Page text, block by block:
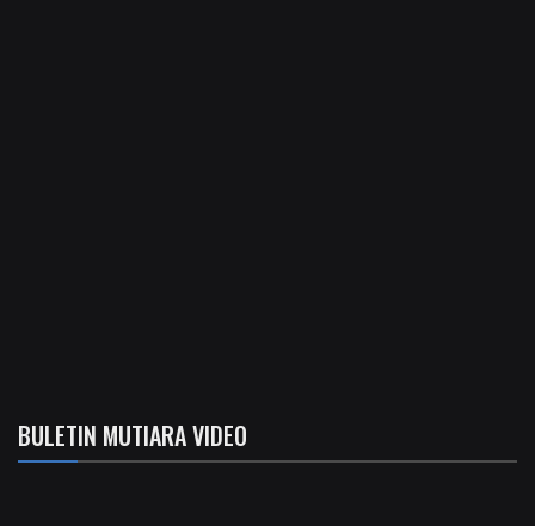
BULETIN MUTIARA VIDEO